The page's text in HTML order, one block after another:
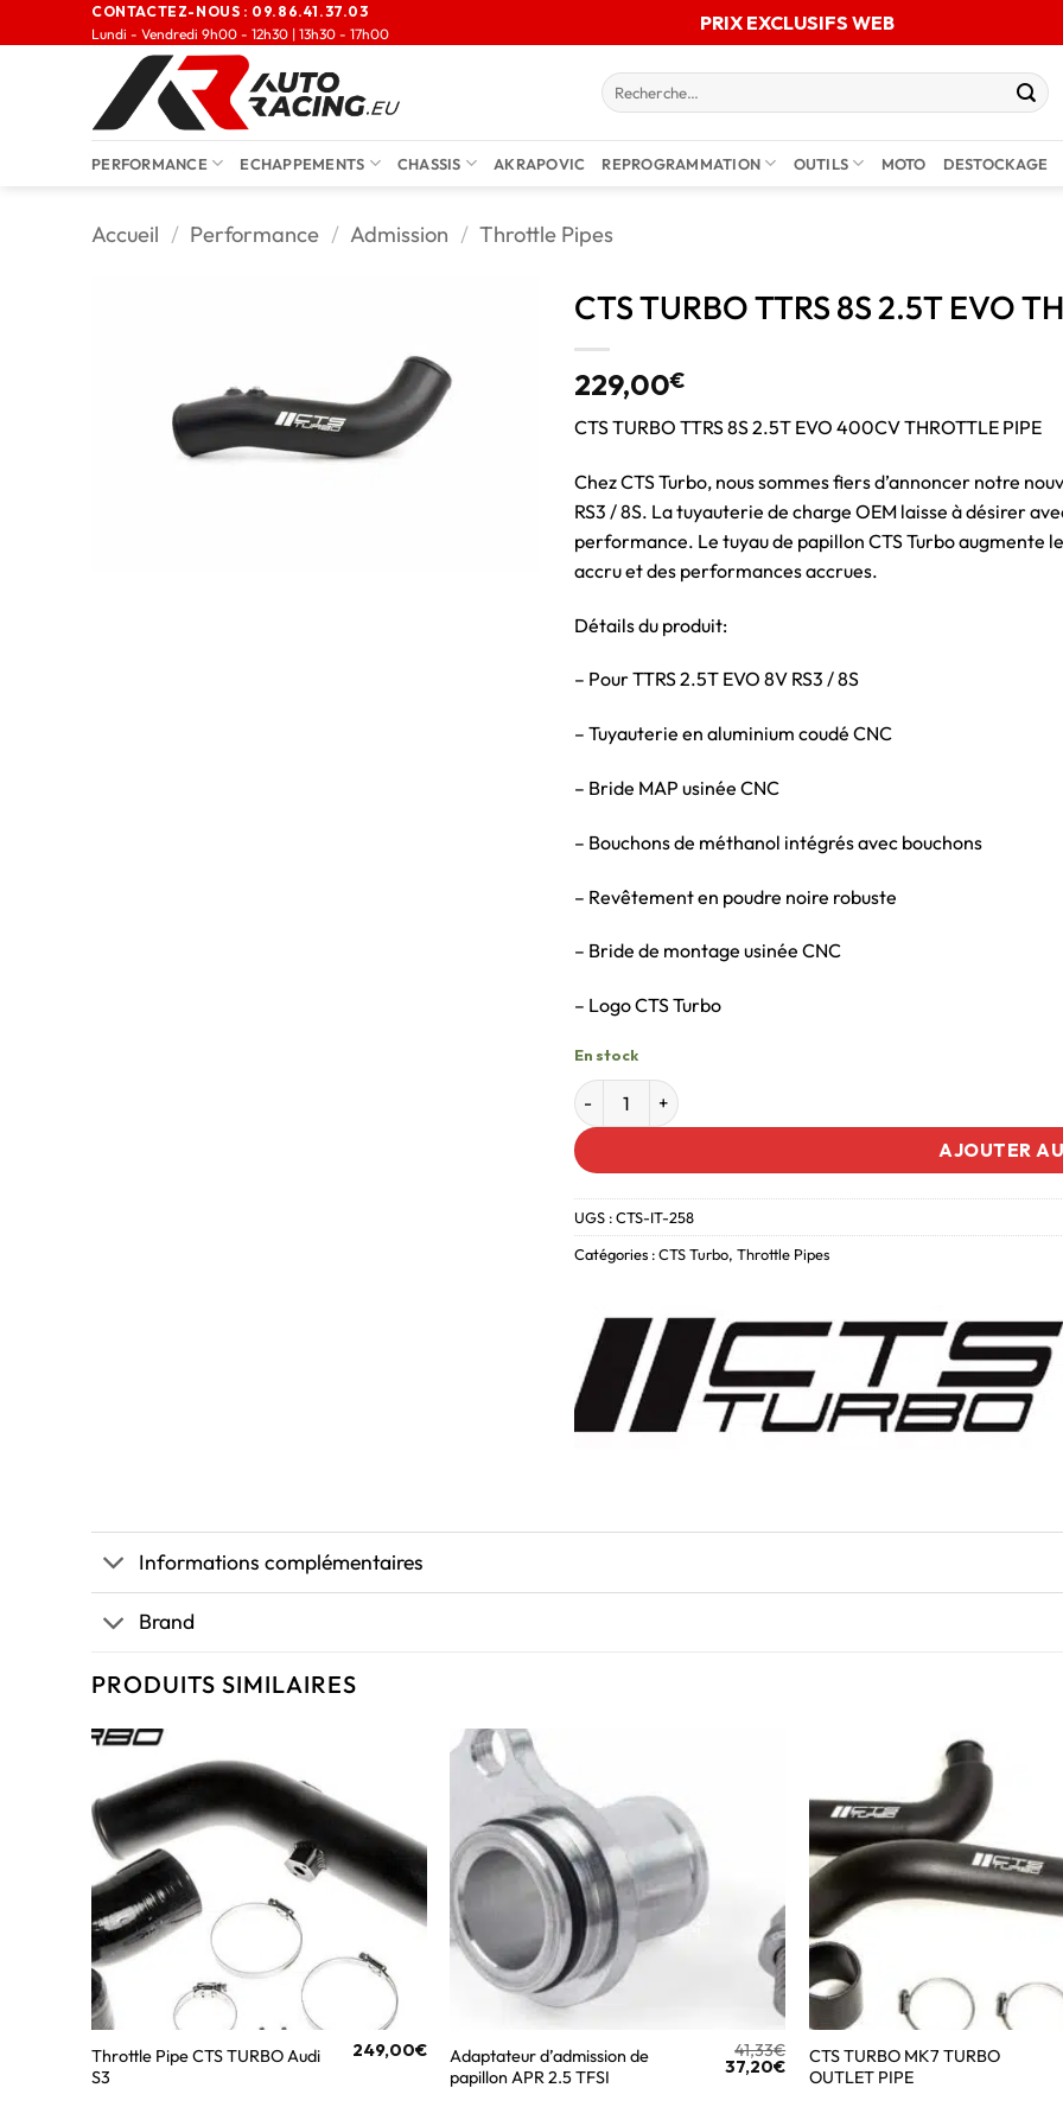
CONTACTEZ-NOUS : 09.86.41.37.03
Lundi - Vendredi 9h00 - 12h30 | 13h30 - 17h00
PRIX EXCLUSIFS WEB
PERFORMANCE ECHAPPEMENTS CHASSIS AKRAPOVIC REPROGRAMMATION OUTILS MOTO DESTOCKAGE
Accueil / Performance / Admission / Throttle Pipes
CTS TURBO TTRS 8S 2.5T EVO
229,00€
CTS TURBO TTRS 8S 2.5T EVO 400CV THROTTLE PIPE
Chez CTS Turbo, nous sommes fiers d’annoncer notre
RS3 / 8S. La tuyauterie de charge OEM laisse à désirer
performance. Le tuyau de papillon CTS Turbo
accru et des performances accrues.
Détails du produit:
– Pour TTRS 2.5T EVO 8V RS3 / 8S
– Tuyauterie en aluminium coudé CNC
– Bride MAP usinée CNC
– Bouchons de méthanol intégrés avec bouchons
– Revêtement en poudre noire robuste
– Bride de montage usinée CNC
– Logo CTS Turbo
En stock
AJOUTER
UGS :CTS-IT-258
Catégories :CTS Turbo, Throttle Pipes
Informations complémentaires
Brand
PRODUITS SIMILAIRES
Throttle Pipe CTS TURBO Audi
S3
249,00€
Adaptateur d’admission de
papillon APR 2.5 TFSI
41,33€
37,20€
CTS TURBO MK7 TURBO
OUTLET PIPE